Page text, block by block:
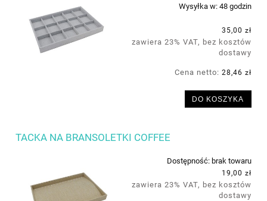
Wysyłka w: 48 godzin
35,00 zł
zawiera 23% VAT, bez kosztów
dostawy
Cena netto: 28,46 zł
DO KOSZYKA
TACKA NA BRANSOLETKI COFFEE
Dostępność: brak towaru
19,00 zł
zawiera 23% VAT, bez kosztów
dostawy